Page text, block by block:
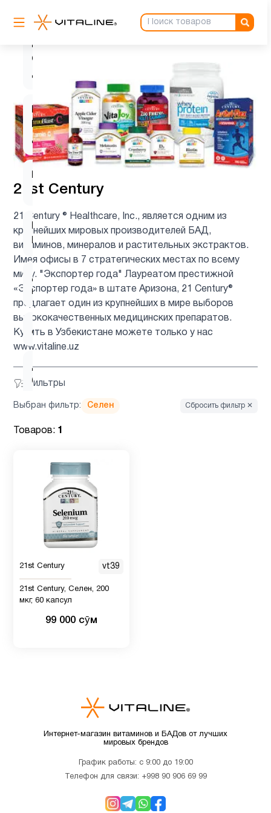
21st Century
21 Century ® Healthcare, Inc., является одним из
крупнейших мировых производителей БАД,
витаминов, минералов и растительных экстрактов.
Имея офисы в 7 стратегических местах по всему
миру. "Экспортер года" Лауреатом престижной
«Экспортер года» в штате Аризона, 21 Century®
предлагает один из крупнейших в мире выборов
высококачественных медицинских препаратов.
Купить в Узбекистане можете только у нас
www.vitaline.uz
Фильтры
Витамин
C для
детей
Витамин
D для
детей
1
д3
9
Витамин
Е
1
Детские
мультивитамины
Детям 3
Для
беременных
подростков
Для
похудения
3
Железо 1
Иммунитет
1
Выбран фильтр: Селен Сбросить фильтр ✕
Товаров: 1
21st Century vt39
21st Century, Селен, 200
мкг, 60 капсул
99 000 сӯм
Интернет-магазин витаминов и БАДов от лучших
мировых брендов
График работы: с 9:00 до 19:00
Телефон для связи: +998 90 906 69 99